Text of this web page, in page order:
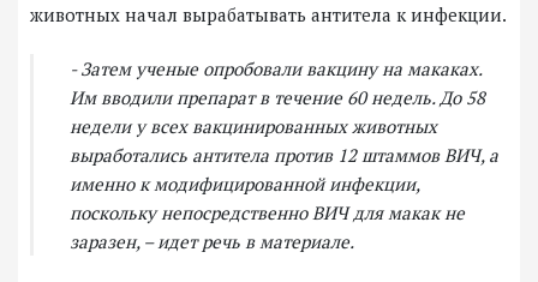
животных начал вырабатывать антитела к инфекции.
- Затем ученые опробовали вакцину на макаках.
Им вводили препарат в течение 60 недель. До 58
недели у всех вакцинированных животных
выработались антитела против 12 штаммов ВИЧ, а
именно к модифицированной инфекции,
поскольку непосредственно ВИЧ для макак не
заразен, – идет речь в материале.